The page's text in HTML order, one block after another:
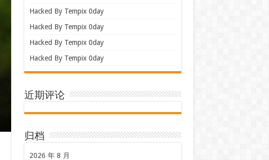
Hacked By Tempix 0day
Hacked By Tempix 0day
Hacked By Tempix 0day
Hacked By Tempix 0day
近期评论
归档
2026 年 8 月